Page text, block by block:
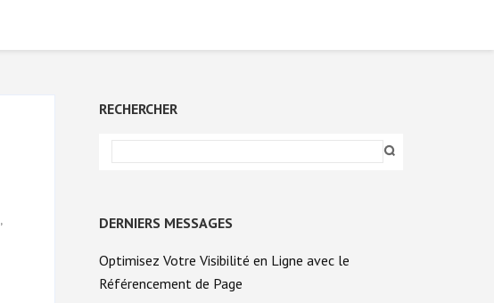
,
RECHERCHER
DERNIERS MESSAGES
Optimisez Votre Visibilité en Ligne avec le
Référencement de Page